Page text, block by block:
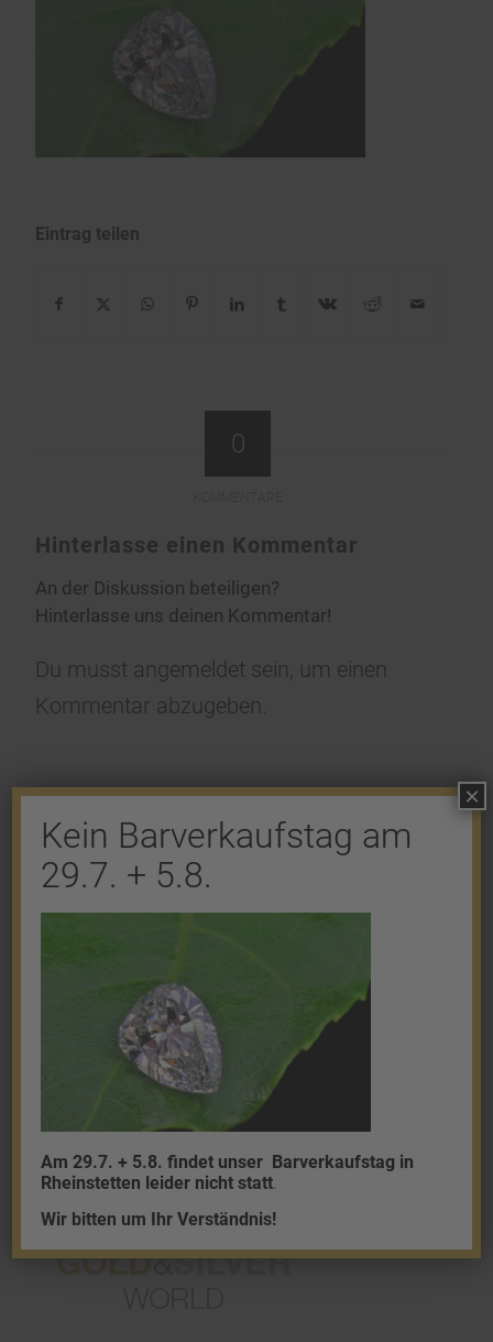
Eintrag teilen
0
Hinterlasse einen Kommentar
An der Diskussion beteiligen?
Hinterlasse uns deinen Kommentar!
Du musst angemeldet sein, um einen
Kommentar abzugeben.
Shop
Palladium
Kein Barverkaufstag am
29.7. + 5.8.
Am 29.7. + 5.8. findet unser Barverkaufstag in
Rheinstetten leider nicht statt.
Wir bitten um Ihr Verständnis!
×